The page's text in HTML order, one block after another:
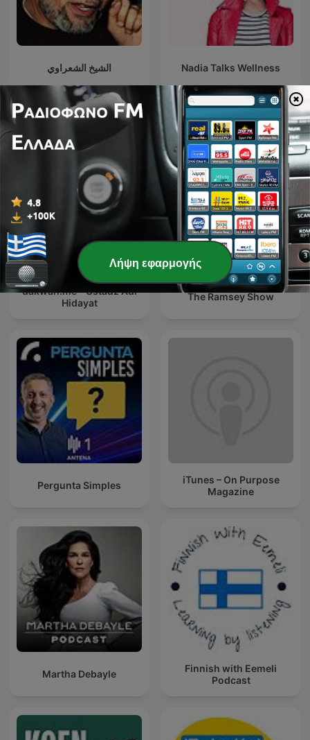
الشيخ الشعراوي Nadia Talks Wellness
Διεθνή podcasts Εκπαίδευση
dakwah.me - Ustadz Adi
Hidayat
The Ramsey Show
Pergunta Simples
iTunes – On Purpose
Magazine
Martha Debayle
Finnish with Eemeli
Podcast
Λήψη εφαρμογής